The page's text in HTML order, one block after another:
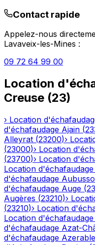
Contact rapide
Appelez-nous
Lavaveix-les-Mines :
09 72 64 99 00
Location
Creuse (23)
› Location
d'échafaudage Ajain (
Alleyrat (23200)›
(23000)› Location
(23700)› Location
Location d'échafaudage
d'échafaudage
d'échafaudage Auge (
Augères (23210)›
(23210)› Location
Location d'échafaudage
d'échafaudage Azat-
d'échafaudage